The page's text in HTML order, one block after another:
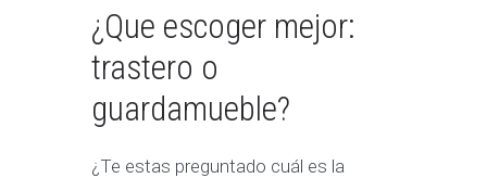
¿Que escoger mejor:
trastero o
guardamueble?
¿Te estas preguntado cuál es la